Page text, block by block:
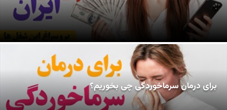
برای درمان سرماخوردگی چی بخوریم؟